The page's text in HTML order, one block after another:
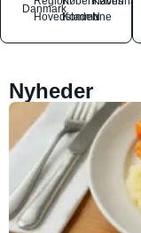
Danmark
Hovedstaden
Kommune
N
Nyheder